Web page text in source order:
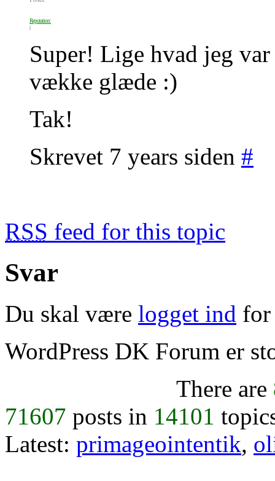
Reputation:
Super! Lige hvad jeg
vække glæde :)
Tak!
Skrevet 7 years siden #
RSS feed for this topic
Svar
Du skal være logget ind for
WordPress DK Forum er
There are
71607 posts in 14101
Latest: primageointentik,